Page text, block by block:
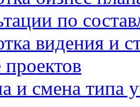
по
видения и
и смена типа